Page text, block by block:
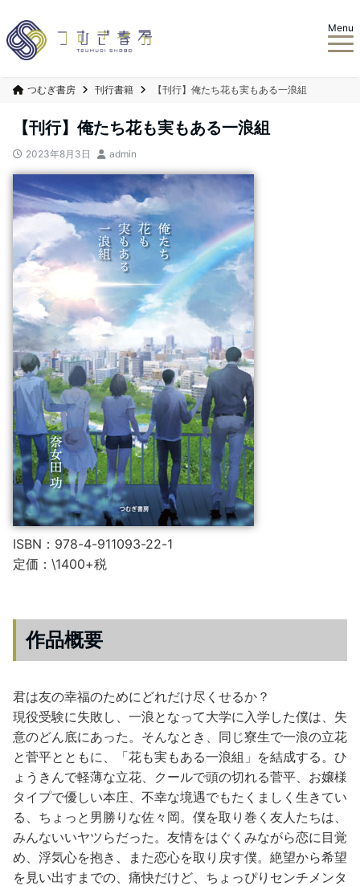
Menu
つむぎ書房 刊行書籍 【刊行】俺たち花も実もある一浪組
【刊行】俺たち花も実もある一浪組
2023年8月3日 admin
ISBN：978-4-911093-22-1
定価：\1400+税
作品概要
君は友の幸福のためにどれだけ尽くせるか？
現役受験に失敗し、一浪となって大学に入学した僕は、失
意のどん底にあった。そんなとき、同じ寮生で一浪の立花
と菅平とともに、「花も実もある一浪組」を結成する。ひ
ょうきんで軽薄な立花、クールで頭の切れる菅平、お嬢様
タイプで優しい本庄、不幸な境遇でもたくましく生きてい
る、ちょっと男勝りな佐々岡。僕を取り巻く友人たちは、
みんないいヤツらだった。友情をはぐくみながら恋に目覚
め、浮気心を抱き、また恋心を取り戻す僕。絶望から希望
を見い出すまでの、痛快だけど、ちょっぴりセンチメンタ